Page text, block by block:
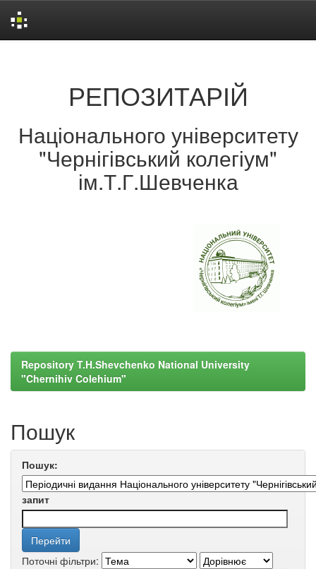
РЕПОЗИТАРІЙ
Національного університету
"Чернігівський колегіум"
ім.Т.Г.Шевченка
Repository T.H.Shevchenko National University
"Chernihiv Colehium"
Пошук
Пошук:
запит
Поточні фільтри: